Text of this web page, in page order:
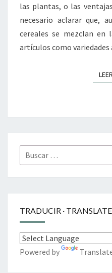
las plantas, o las
necesario aclarar que,
cereales se mezclan en
artículos como
Buscar
por:
TRADUCIR · TRANSLATE
Powered by